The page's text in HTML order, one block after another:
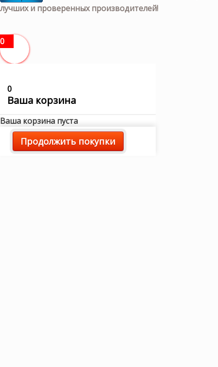
лучших и проверенных производителей!
0
0
Ваша корзина
Ваша корзина пуста
Продолжить покупки